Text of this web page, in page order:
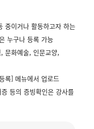
중이거나 활동하고자 하는
누구나 등록 가능
문화예술, 인문교양,
록] 메뉴에서 업로드
등의 증빙확인은 강사를